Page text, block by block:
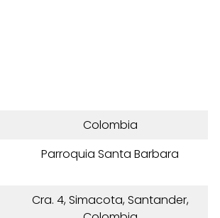
Colombia
Parroquia Santa Barbara
Cra. 4, Simacota, Santander,